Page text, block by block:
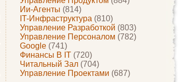
Ии-Агенты (814)
IT-Инфраструктура (810)
Управление Разработкой (803)
Управление Персоналом (782)
Google (741)
Финансы В IT (720)
Читальный Зал (704)
Управление Проектами (687)